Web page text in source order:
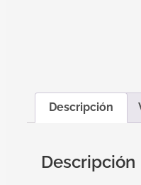
Descripción
Descripción